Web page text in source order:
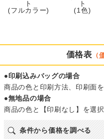
ト
(フルカラー)
ト
(1色)
価格表 （
●印刷込みバッグの場合
商品の色と印刷方法、印刷面
●無地品の場合
商品の色と【印刷なし】を選
条件から価格を調べる